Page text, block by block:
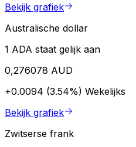
Bekijk grafiek
Australische dollar
1 ADA staat gelijk aan
0,276078 AUD
+0.0094 (3.54%) Wekelijks
Bekijk grafiek
Zwitserse frank